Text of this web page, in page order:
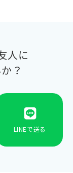
人に
？
LINEで送る